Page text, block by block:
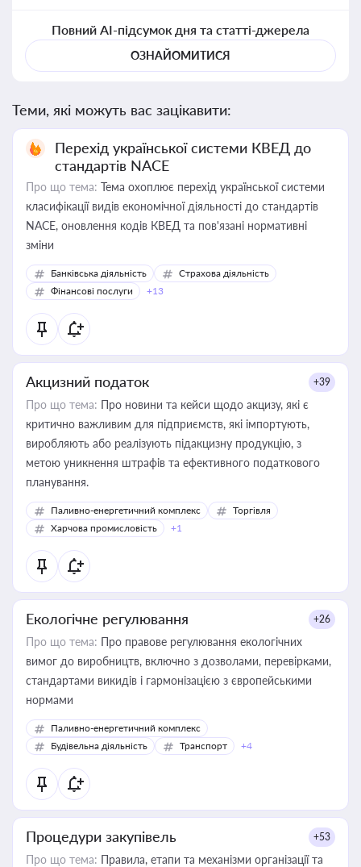
Повний AI-підсумок дня та статті-джерела
ОЗНАЙОМИТИСЯ
Теми, які можуть вас зацікавити:
Перехід української системи КВЕД до
стандартів NACE
Про що тема: Тема охоплює перехід української системи
класифікації видів економічної діяльності до стандартів
NACE, оновлення кодів КВЕД та пов'язані нормативні
зміни
Банківська діяльність
Страхова діяльність
Фінансові послуги
+13
Акцизний податок +39
Про що тема: Про новини та кейси щодо акцизу, які є
критично важливим для підприємств, які імпортують,
виробляють або реалізують підакцизну продукцію, з
метою уникнення штрафів та ефективного податкового
планування.
Паливно-енергетичний комплекс
Торгівля
Харчова промисловість
+1
Екологічне регулювання +26
Про що тема: Про правове регулювання екологічних
вимог до виробництв, включно з дозволами, перевірками,
стандартами викидів і гармонізацією з європейськими
нормами
Паливно-енергетичний комплекс
Будівельна діяльність
Транспорт +4
Процедури закупівель +53
Про що тема: Правила, етапи та механізми організації та